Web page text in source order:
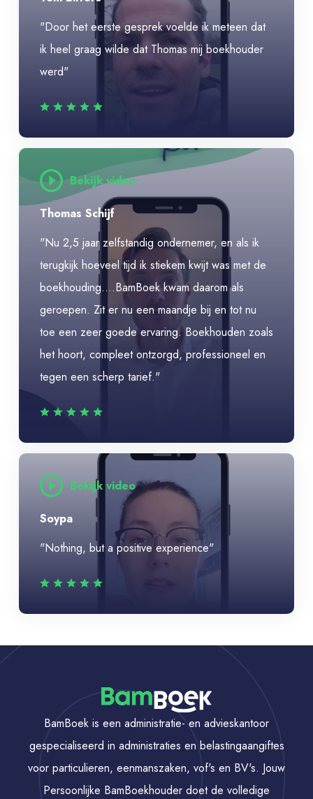
"Door het eerste gesprek voelde ik meteen dat
ik heel graag wilde dat Thomas mij boekhouder
werd"
Bekijk video
Thomas Schijf
"Nu 2,5 jaar zelfstandig ondernemer, en als ik
terugkijk hoeveel tijd ik stiekem kwijt was met de
boekhouding....BamBoek kwam daarom als
geroepen. Zit er nu een maandje bij en tot nu
toe een zeer goede ervaring. Boekhouden zoals
het hoort, compleet ontzorgd, professioneel en
tegen een scherp tarief."
Bekijk video
Soypa
"Nothing, but a positive experience"
BamBoek is een administratie- en advieskantoor
gespecialiseerd in administraties en belastingaangiftes
voor particulieren, eenmanszaken, vof's en BV's. Jouw
Persoonlijke BamBoekhouder doet de volledige